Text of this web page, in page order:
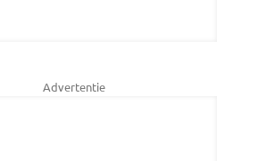
Advertentie